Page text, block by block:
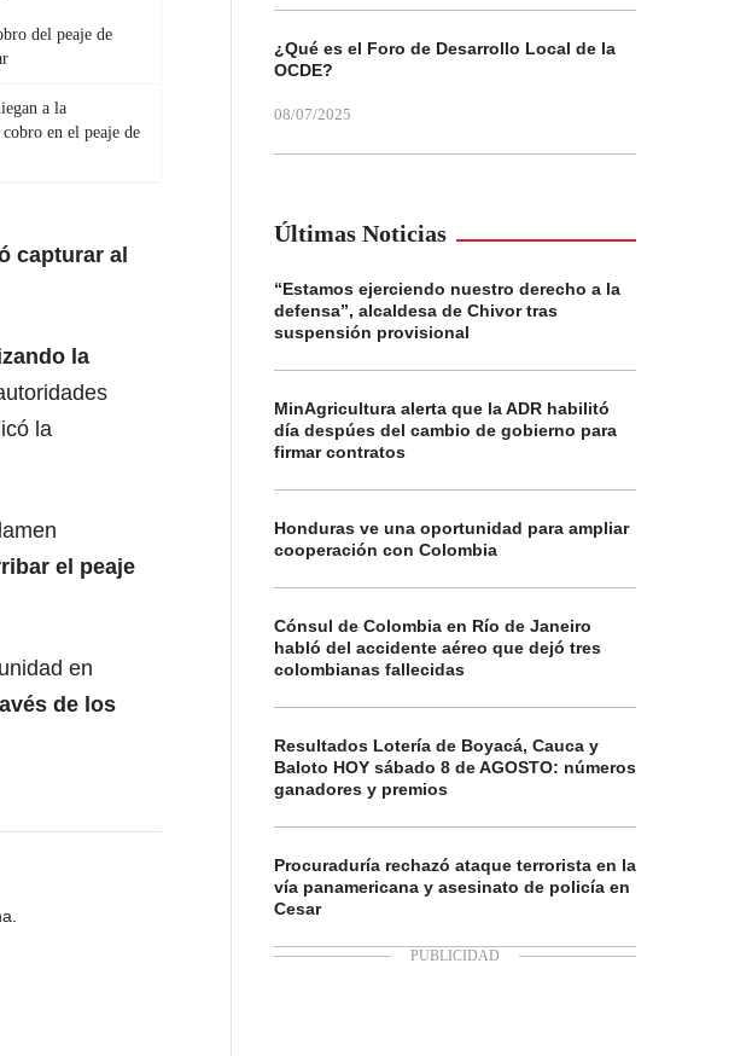
del peaje de
a la
en el peaje de
capturar al
la
la
el peaje
en
de los
¿Qué es el Foro de Desarrollo Local de la
OCDE?
08/07/2025
Últimas Noticias
“Estamos ejerciendo nuestro derecho a la
defensa”, alcaldesa de Chivor tras
suspensión provisional
MinAgricultura alerta que la ADR habilitó
día despúes del cambio de gobierno para
firmar contratos
Honduras ve una oportunidad para ampliar
cooperación con Colombia
Cónsul de Colombia en Río de Janeiro
habló del accidente aéreo que dejó tres
colombianas fallecidas
Resultados Lotería de Boyacá, Cauca y
Baloto HOY sábado 8 de AGOSTO: números
ganadores y premios
Procuraduría rechazó ataque terrorista en la
vía panamericana y asesinato de policía en
Cesar